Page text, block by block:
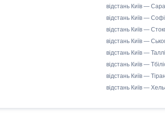
відстань Київ —
відстань Київ —
відстань Київ —
відстань Київ —
відстань Київ —
відстань Київ —
відстань Київ —
відстань Київ —